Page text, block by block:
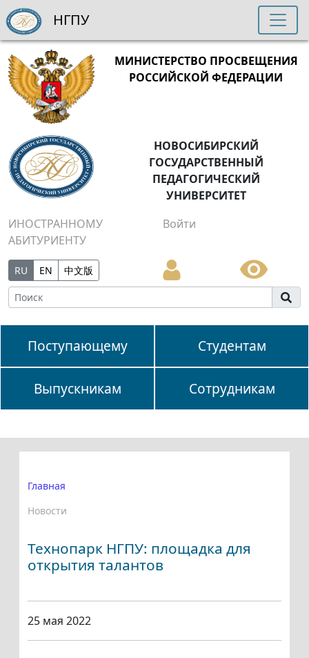
МИНИСТЕРСТВО ПРОСВЕЩЕНИЯ
РОССИЙСКОЙ ФЕДЕРАЦИИ
НОВОСИБИРСКИЙ
ГОСУДАРСТВЕННЫЙ
ПЕДАГОГИЧЕСКИЙ
УНИВЕРСИТЕТ
ИНОСТРАННОМУ
АБИТУРИЕНТУ
Войти
RU EN 中文版
Поступающему Студентам
Выпускникам Сотрудникам
НГПУ
Главная
Новости
Технопарк НГПУ: площадка для
открытия талантов
25 мая 2022